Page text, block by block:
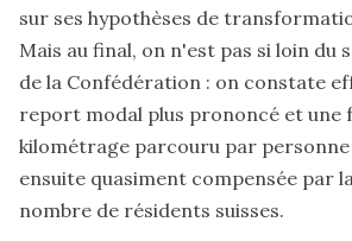
sur ses hypothèses de
Mais au final, on n'est pas si loin du
de la Confédération : on constate
report modal plus prononcé et une
kilométrage parcouru par
ensuite quasiment compensée par
nombre de résidents suisses.